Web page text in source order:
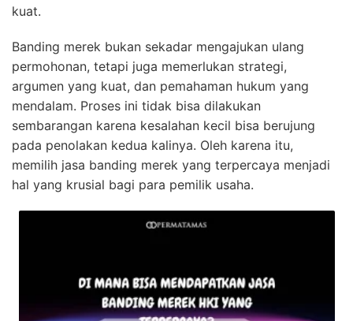
kuat.
Banding merek bukan sekadar mengajukan ulang
permohonan, tetapi juga memerlukan strategi,
argumen yang kuat, dan pemahaman hukum yang
mendalam. Proses ini tidak bisa dilakukan
sembarangan karena kesalahan kecil bisa berujung
pada penolakan kedua kalinya. Oleh karena itu,
memilih jasa banding merek yang terpercaya menjadi
hal yang krusial bagi para pemilik usaha.